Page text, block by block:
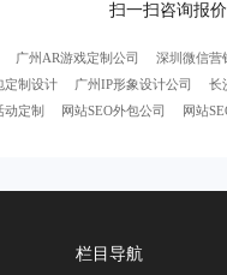
广州AR游戏定制公司
深圳微信营
定制设计 广州IP形象设计公司
长
定制 网站SEO外包公司 网站
栏目导航